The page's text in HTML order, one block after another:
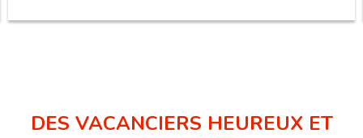
DES VACANCIERS HEUREUX ET